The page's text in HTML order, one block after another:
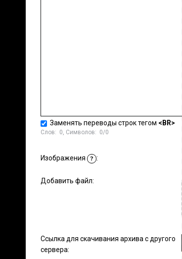
Заменять переводы строк тегом <BR>
Слов: 0, Символов: 0/0
Изображения ? :
Добавить файл:
Ссылка для скачивания архива с другого
сервера: